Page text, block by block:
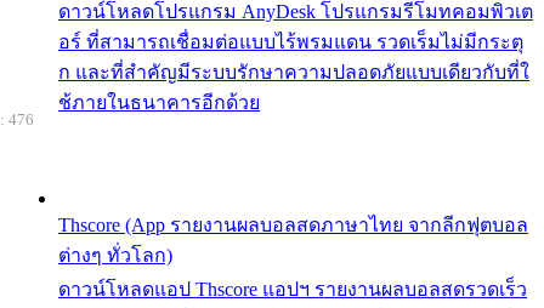
ดาวน์โหลดโปรแกรม AnyDesk โปรแกรมรีโมทคอมพิวเต
อร์ ที่สามารถเชื่อมต่อแบบไร้พรมแดน รวดเร็มไม่มีกระตุ
ก และที่สำคัญมีระบบรักษาความปลอดภัยแบบเดียวกับที่ใ
ช้ภายในธนาคารอีกด้วย
Thscore (App รายงานผลบอลสดภาษาไทย จากลีกฟุตบอล
ต่างๆ ทั่วโลก)
ดาวน์โหลดแอป Thscore แอปฯ รายงานผลบอลสดรวดเร็ว
476